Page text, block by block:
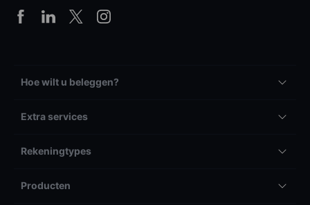
Hoe wilt u beleggen?
Extra services
Rekeningtypes
Producten